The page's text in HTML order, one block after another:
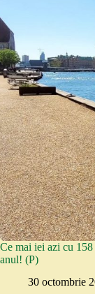
Ce mai iei azi cu
anul! (P)
30 octombrie